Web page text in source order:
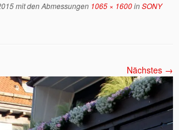
mit den Abmessungen 1065 × 1600inSONY
Nächstes →